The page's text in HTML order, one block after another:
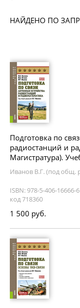
НАЙДЕНО ПО
Подготовка по
радиостанций и
Магистратура).
Иванов В.Г. (под общ.
ISBN: 978-5-406-16666-6
код 718360
1 500 руб.